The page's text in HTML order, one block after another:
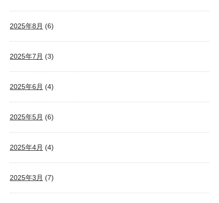
2025年8月 (6)
2025年7月 (3)
2025年6月 (4)
2025年5月 (6)
2025年4月 (4)
2025年3月 (7)